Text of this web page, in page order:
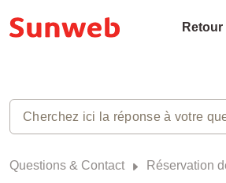
Questions & Contact
Réservation